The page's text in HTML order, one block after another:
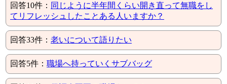
回答10件： 同じように半年間くらい開き直って無職をし
てリフレッシュしたことある人いますか？
回答33件： 老いについて語りたい
回答5件： 職場へ持っていくサブバッグ